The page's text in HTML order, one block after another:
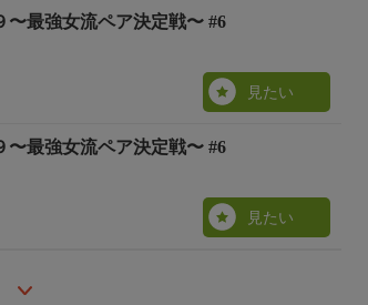
最強女流ペア決定戦〜 #6
見たい
最強女流ペア決定戦〜 #6
見たい